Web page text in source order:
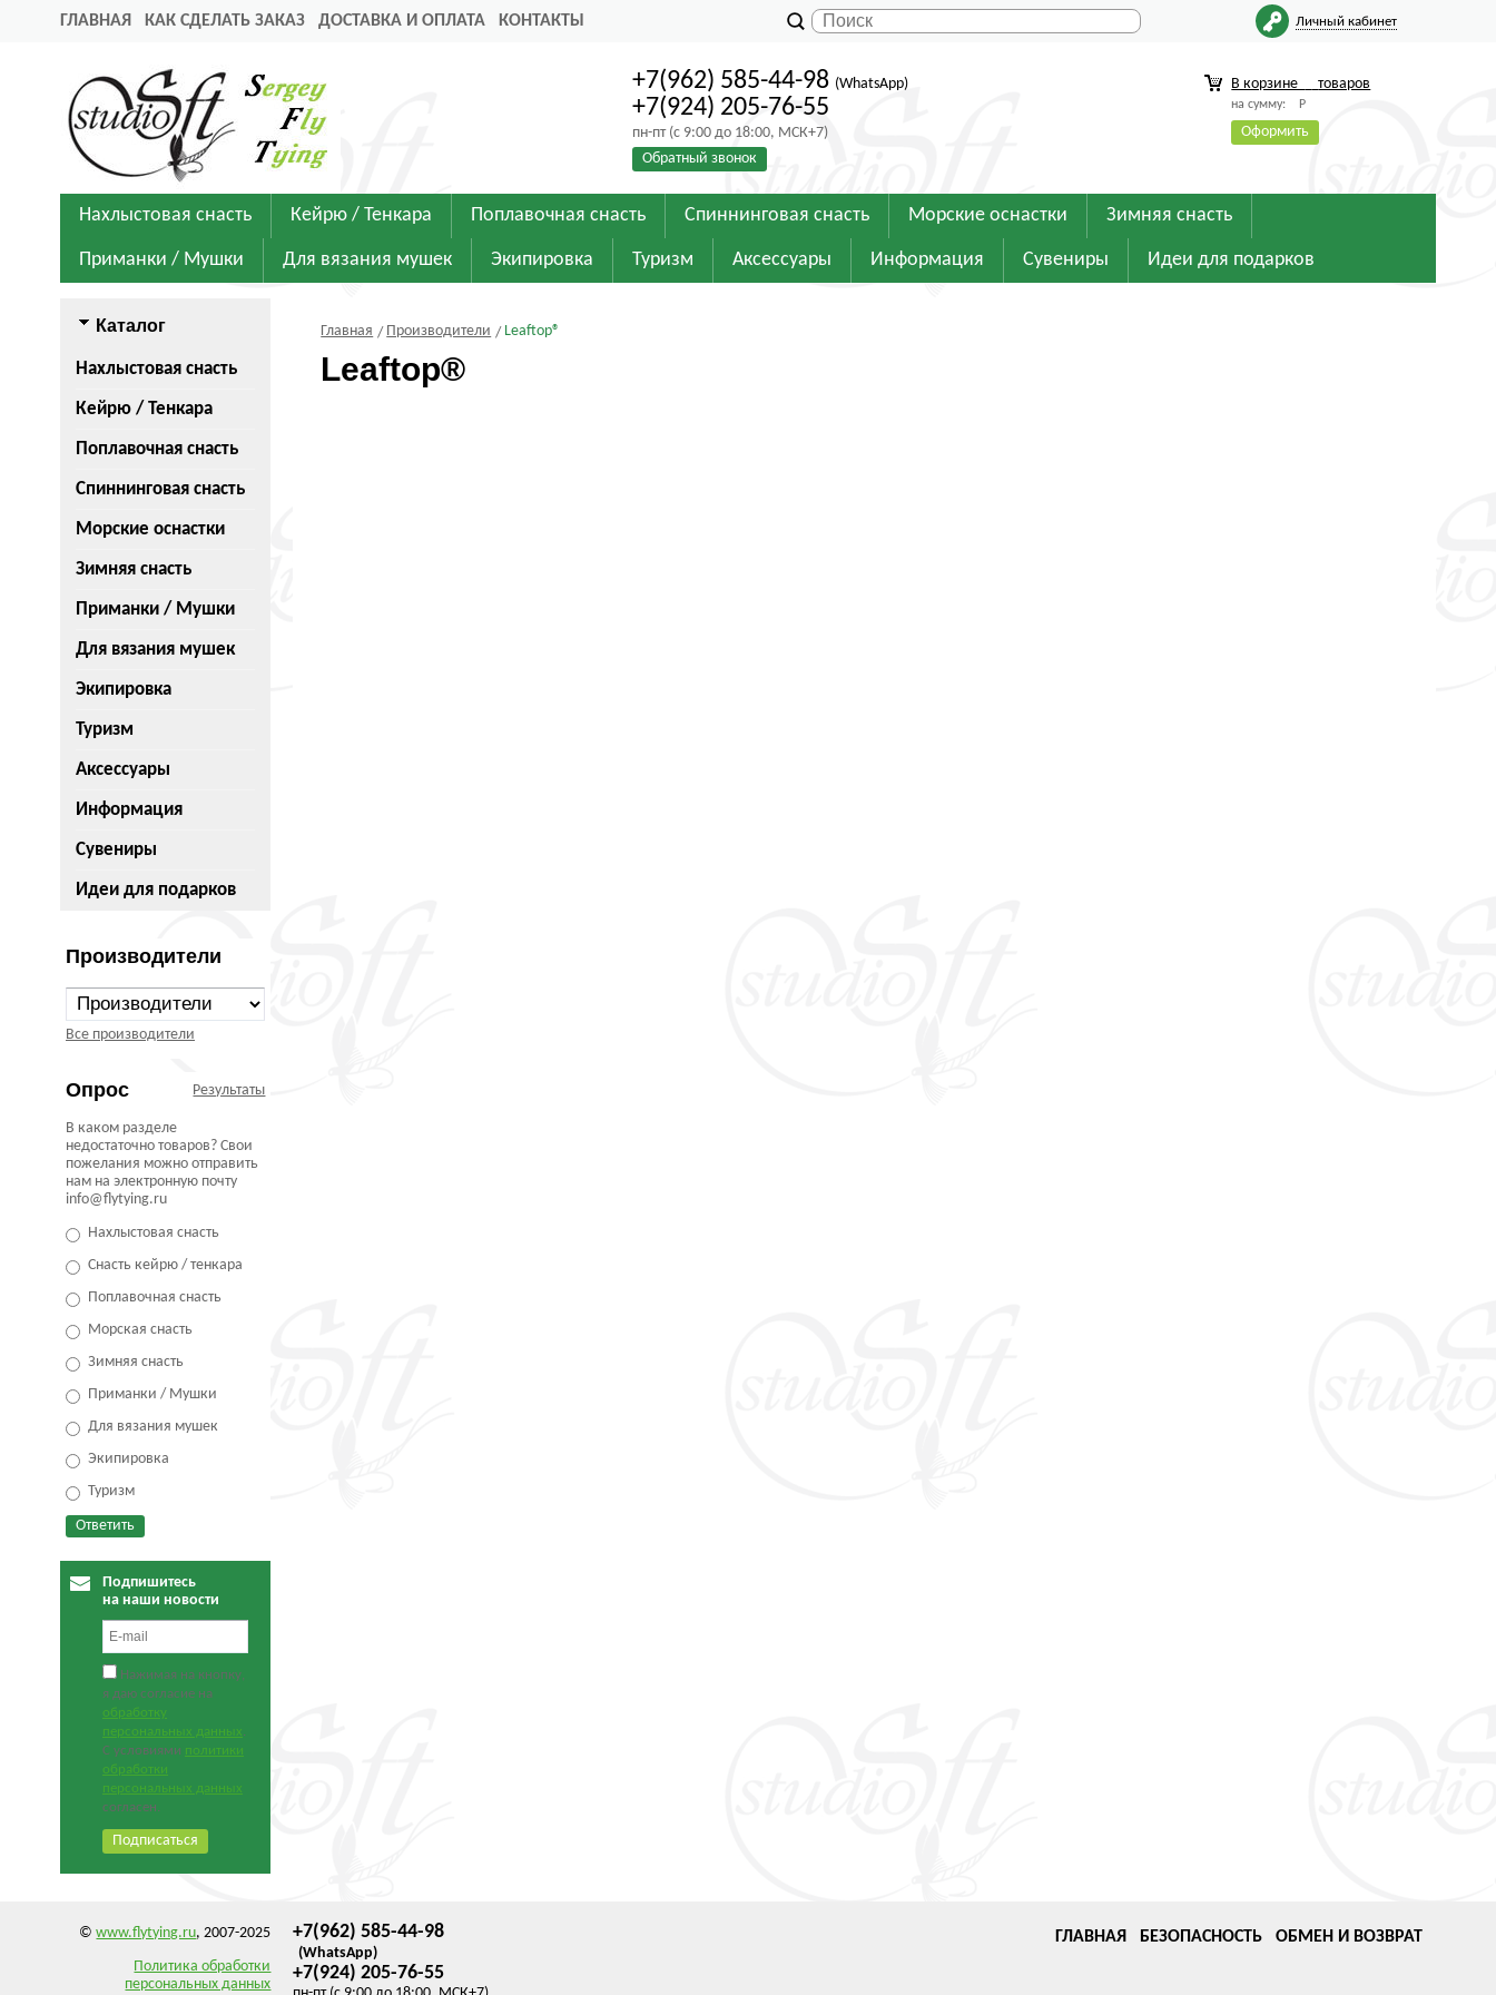
ГЛАВНАЯ КАК СДЕЛАТЬ ЗАКАЗ ДОСТАВКА И ОПЛАТА КОНТАКТЫ Личный кабинет
+7(962) 585-44-98 (WhatsApp)
+7(924) 205-76-55
пн-пт (с 9:00 до 18:00, МСК+7)
Обратный звонок
В корзине товаров
на сумму: Р
Оформить
Нахлыстовая снасть Кейрю / Тенкара Поплавочная снасть Спиннинговая снасть Морские оснастки Зимняя снасть
Приманки / Мушки Для вязания мушек Экипировка Туризм Аксессуары Информация Сувениры Идеи для подарков
Каталог
Нахлыстовая снасть
Кейрю / Тенкара
Поплавочная снасть
Спиннинговая снасть
Морские оснастки
Зимняя снасть
Приманки / Мушки
Для вязания мушек
Экипировка
Туризм
Аксессуары
Информация
Сувениры
Идеи для подарков
Производители
Все производители
Опрос Результаты
В каком разделе
недостаточно товаров? Свои
пожелания можно отправить
нам на электронную почту
info@flytying.ru
Нахлыстовая снасть
Снасть кейрю / тенкара
Поплавочная снасть
Морская снасть
Зимняя снасть
Приманки / Мушки
Для вязания мушек
Экипировка
Туризм
Подпишитесь
на наши новости
Нажимая на кнопку,
я даю согласие на
обработку
персональных данных.
С условиями политики
обработки
персональных данных
согласен.
Главная Производители Leaftop®
Leaftop®
©www.flytying.ru, 2007-2025
Политика обработки
персональных данных
+7(962) 585-44-98
(WhatsApp)
+7(924) 205-76-55
ГЛАВНАЯ БЕЗОПАСНОСТЬ ОБМЕН И ВОЗВРАТ